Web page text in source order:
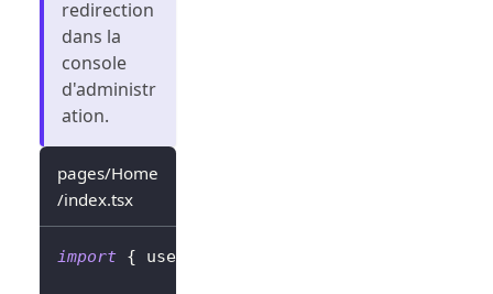
redirection
dans la
console
d'administr
ation.
pages/Home
/index.tsx
import { useLogto